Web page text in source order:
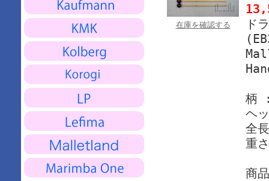
在庫を確認する
ド
柄
ヘ
全
重
商